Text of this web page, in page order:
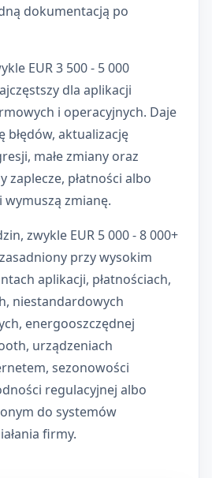
dokumentacją po
EUR 3 500 - 5 000
dla aplikacji
i operacyjnych. Daje
błędów, aktualizację
małe zmiany oraz
zaplecze, płatności albo
zmianę.
zwykle EUR 5 000 - 8 000+
przy wysokim
aplikacji, płatnościach,
niestandardowych
energooszczędnej
urządzeniach
sezonowości
regulacyjnej albo
do systemów
firmy.